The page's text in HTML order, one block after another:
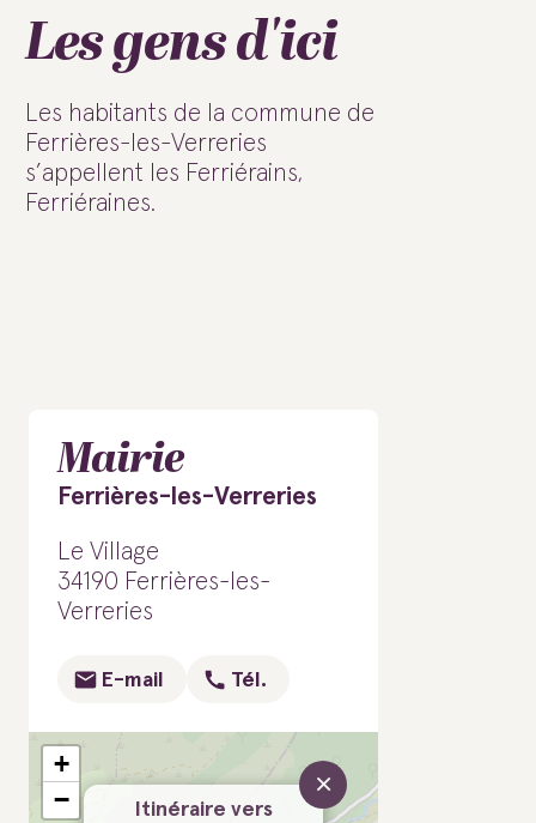
Les gens d'ici
Les habitants de la commune de
Ferrières-les-Verreries
s’appellent les Ferriérains,
Ferriéraines.
Mairie
Ferrières-les-Verreries
Le Village
34190 Ferrières-les-
Verreries
E-mail Tél.
Itinéraire vers
×
+
−